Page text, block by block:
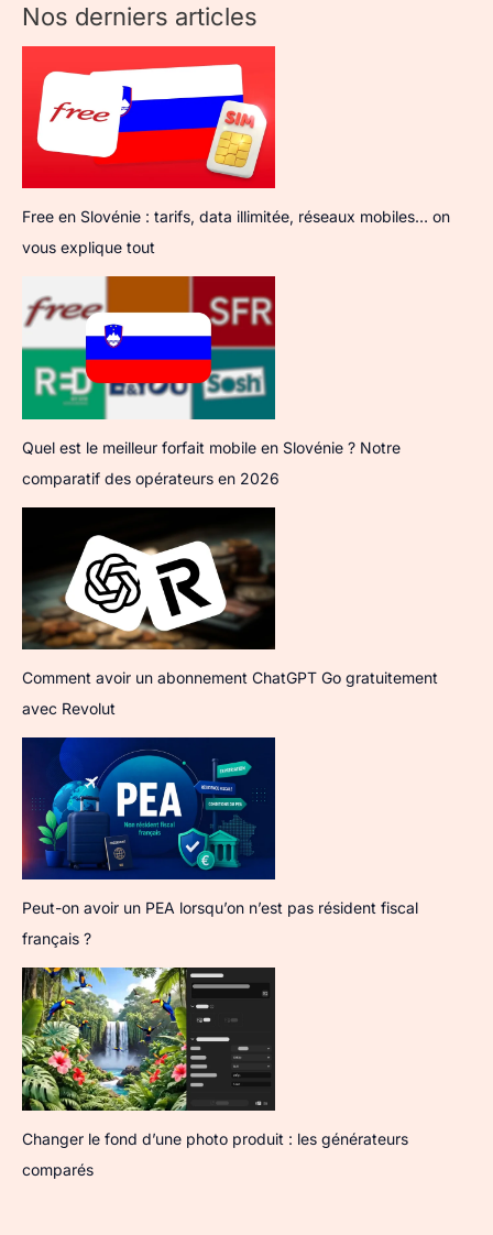
Nos derniers articles
Free en Slovénie : tarifs, data illimitée, réseaux mobiles… on
vous explique tout
Quel est le meilleur forfait mobile en Slovénie ? Notre
comparatif des opérateurs en 2026
Comment avoir un abonnement ChatGPT Go gratuitement
avec Revolut
Peut-on avoir un PEA lorsqu’on n’est pas résident fiscal
français ?
Changer le fond d’une photo produit : les générateurs
comparés